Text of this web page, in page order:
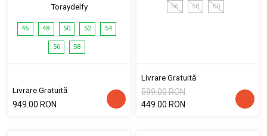
Toraydelfy
46 48 50 52 54
56 58
Livrare Gratuită
949.00 RON
56 58 60
Livrare Gratuită
599.00 RON
449.00 RON